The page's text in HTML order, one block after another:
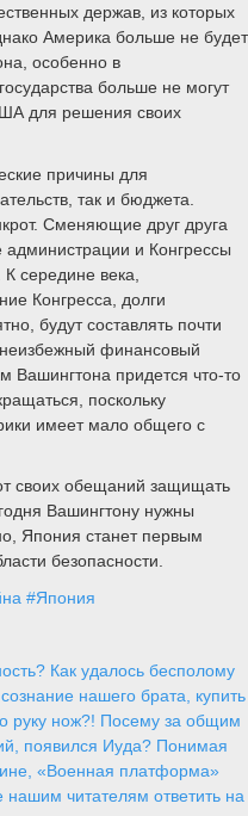
держав, из которых
Америка больше не будет
особенно в
больше не могут
для решения своих
причины для
так и бюджета.
Сменяющие друг друга
администрации и Конгрессы
середине века,
Конгресса, долги
будут составлять почти
финансовый
Вашингтона придется что-то
поскольку
имеет мало общего с
своих обещаний защищать
Вашингтону нужны
Япония станет первым
безопасности.
#Япония
Как удалось бесполому
нашего брата, купить
руку нож?! Посему за общим
появился Иуда? Понимая
«Военная платформа»
читателям ответить на